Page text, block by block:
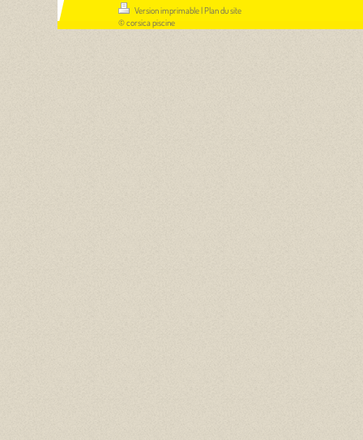
Version imprimable|Plan du site
© corsica piscine